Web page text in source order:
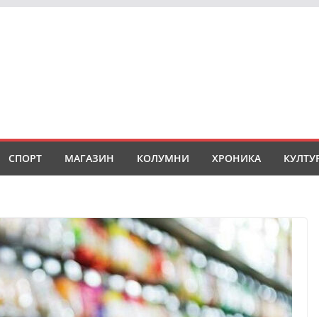
СПОРТ МАГАЗИН КОЛУМНИ ХРОНИКА